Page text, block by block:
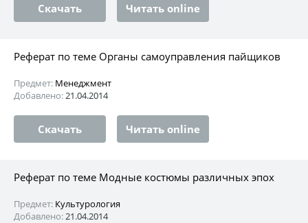
Скачать Читать online
Реферат по теме Органы самоуправления пайщиков
Предмет: Менеджмент
Добавлено:21.04.2014
Скачать Читать online
Реферат по теме Модные костюмы различных эпох
Предмет: Культурология
Добавлено:21.04.2014